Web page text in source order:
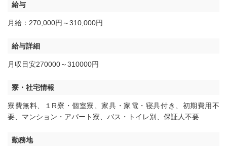
給与
月給：270,000円～310,000円
給与詳細
月収目安270000～310000円
寮・社宅情報
寮費無料 １R寮・個室寮 、家具・家電・寝具付き
初期費用不
要
マンション・アパート寮 バス・トイレ別 保証人不要
勤務地